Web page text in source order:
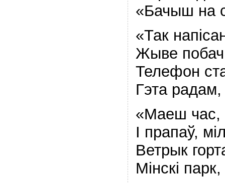
«Бачыш на
«Так
Жыве
Телефон
Гэта
«Маеш час,
I прапаў,
Ветрык
Мiнскi